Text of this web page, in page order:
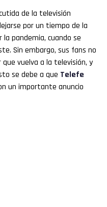
de la televisión
por un tiempo de la
pandemia, cuando se
Sin embargo, sus fans no
vuelva a la televisión, y
se debe a que Telefe
un importante anuncio